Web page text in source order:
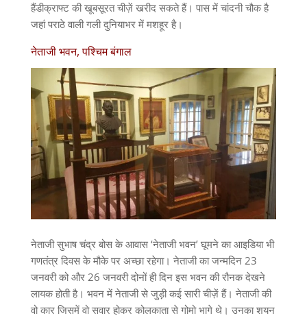
हैंडीक्राफ्ट की खूबसूरत चीज़ें खरीद सकते हैं। पास में चांदनी चौक है
जहां पराठे वाली गली दुनियाभर में मशहूर है।
नेताजी भवन, पश्चिम बंगाल
नेताजी सुभाष चंद्र बोस के आवास ‘नेताजी भवन’ घूमने का आइडिया भी
गणतंत्र दिवस के मौके पर अच्छा रहेगा। नेताजी का जन्मदिन 23
जनवरी को और 26 जनवरी दोनों ही दिन इस भवन की रौनक देखने
लायक होती है। भवन में नेताजी से जुड़ी कई सारी चीज़ें हैं। नेताजी की
वो कार जिसमें वो सवार होकर कोलकाता से गोमो भागे थे। उनका शयन